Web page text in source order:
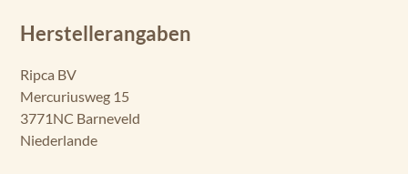
Herstellerangaben
Ripca BV
Mercuriusweg 15
3771NC Barneveld
Niederlande